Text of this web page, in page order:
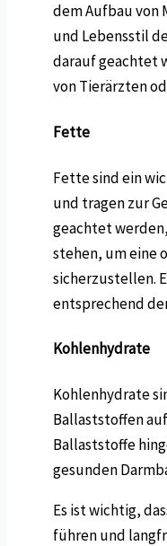
dem Aufbau von
und Lebensstil
darauf geachtet
von Tierärzten
Fette
Fette sind ein
und tragen zur
geachtet
stehen, um eine
sicherzustellen.
entsprechend
Kohlenhydrate
Kohlenhydrate
Ballaststoffen
Ballaststoffe
gesunden
Es ist wichtig,
führen und